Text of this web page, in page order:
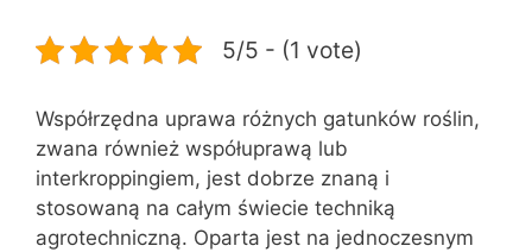
5/5 - (1 vote)
Współrzędna uprawa różnych gatunków roślin,
zwana również współuprawą lub
interkroppingiem, jest dobrze znaną i
stosowaną na całym świecie techniką
agrotechniczną. Oparta jest na jednoczesnym